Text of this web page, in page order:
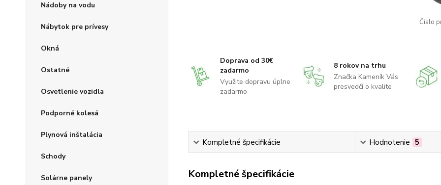
Nádoby na vodu
Nábytok pre prívesy
Okná
Ostatné
Osvetlenie vozidla
Podporné kolesá
Plynová inštalácia
Schody
Solárne panely
Číslo
Doprava od 30€
zadarmo
Využite dopravu úplne
zadarmo
8 rokov na trhu
Značka Kameník Vás
presvedčí o kvalite
Kompletné špecifikácie Hodnotenie 5
Kompletné špecifikácie